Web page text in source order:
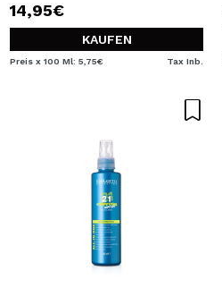
14,95€
KAUFEN
Preis x 100 Ml: 5,75€ Tax Inb.